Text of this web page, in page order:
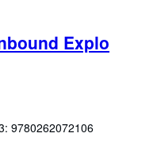
Explo
9780262072106